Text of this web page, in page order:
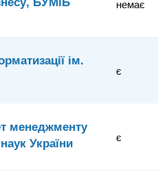
немає
ім.
є
менеджменту
України
є